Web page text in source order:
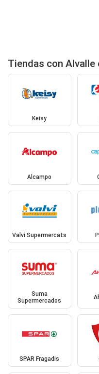
Tiendas con
Keisy
Alcampo
Valvi Supermercats
Suma
Supermercados
SPAR Fragadis